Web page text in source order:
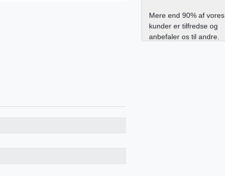
Mere end 90% af vores
kunder er tilfredse og
anbefaler os til andre.